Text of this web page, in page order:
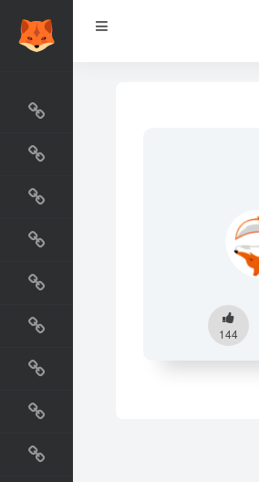
最新收录
网站资源榜
交流排行榜
金融排行榜
阅读排行榜
工具排行榜
设计排行榜
国外网站
生活
144